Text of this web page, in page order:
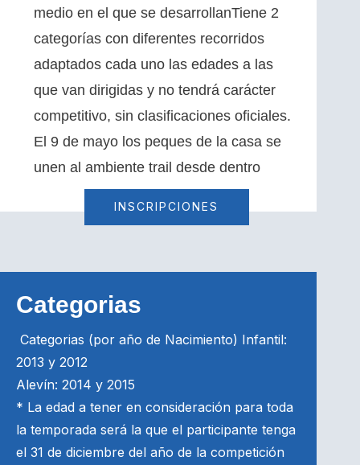
medio en el que se desarrollanTiene 2
categorías con diferentes recorridos
adaptados cada uno las edades a las
que van dirigidas y no tendrá carácter
competitivo, sin clasificaciones oficiales. ​
El 9 de mayo los peques de la casa se
unen al ambiente trail desde dentro
INSCRIPCIONES
Categorias
Categorias (por año de Nacimiento) Infantil:
2013 y 2012
Alevín: 2014 y 2015
* La edad a tener en consideración para toda
la temporada será la que el participante tenga
el 31 de diciembre del año de la competición